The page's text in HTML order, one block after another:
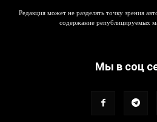
Редакция может не разделять точку зрения
содержание републицируемых
Мы в соц